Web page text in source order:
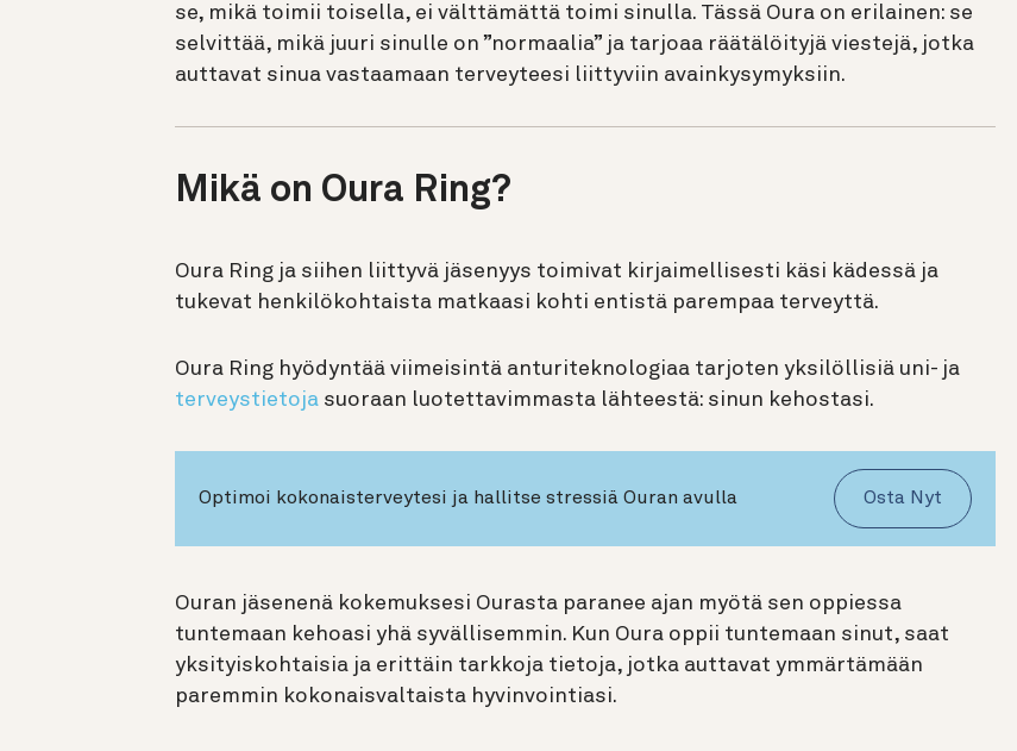
se, mikä toimii toisella, ei välttämättä toimi sinulla. Tässä Oura on erilainen: se
selvittää, mikä juuri sinulle on ”normaalia” ja tarjoaa räätälöityjä viestejä, jotka
auttavat sinua vastaamaan terveyteesi liittyviin avainkysymyksiin.
Mikä on Oura Ring?
Oura Ring ja siihen liittyvä jäsenyys toimivat kirjaimellisesti käsi kädessä ja
tukevat henkilökohtaista matkaasi kohti entistä parempaa terveyttä.
Oura Ring hyödyntää viimeisintä anturiteknologiaa tarjoten yksilöllisiä uni- ja
terveystietoja suoraan luotettavimmasta lähteestä: sinun kehostasi.
Optimoi kokonaisterveytesi ja hallitse stressiä Ouran avulla Osta Nyt
Ouran jäsenenä kokemuksesi Ourasta paranee ajan myötä sen oppiessa
tuntemaan kehoasi yhä syvällisemmin. Kun Oura oppii tuntemaan sinut, saat
yksityiskohtaisia ja erittäin tarkkoja tietoja, jotka auttavat ymmärtämään
paremmin kokonaisvaltaista hyvinvointiasi.